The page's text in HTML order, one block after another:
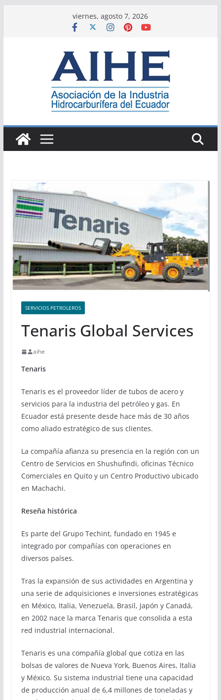
viernes, agosto 7, 2026
SERVICIOS PETROLEROS
Tenaris Global Services
aihe
Tenaris
Tenaris es el proveedor líder de tubos de acero y
servicios para la industria del petróleo y gas. En
Ecuador está presente desde hace más de 30 años
como aliado estratégico de sus clientes.
La compañía afianza su presencia en la región con un
Centro de Servicios en Shushufindi, oficinas Técnico
Comerciales en Quito y un Centro Productivo ubicado
en Machachi.
Reseña histórica
Es parte del Grupo Techint, fundado en 1945 e
integrado por compañías con operaciones en
diversos países.
Tras la expansión de sus actividades en Argentina y
una serie de adquisiciones e inversiones estratégicas
en México, Italia, Venezuela, Brasil, Japón y Canadá,
en 2002 nace la marca Tenaris que consolida a esta
red industrial internacional.
Tenaris es una compañía global que cotiza en las
bolsas de valores de Nueva York, Buenos Aires, Italia
y México. Su sistema industrial tiene una capacidad
de producción anual de 6,4 millones de toneladas y